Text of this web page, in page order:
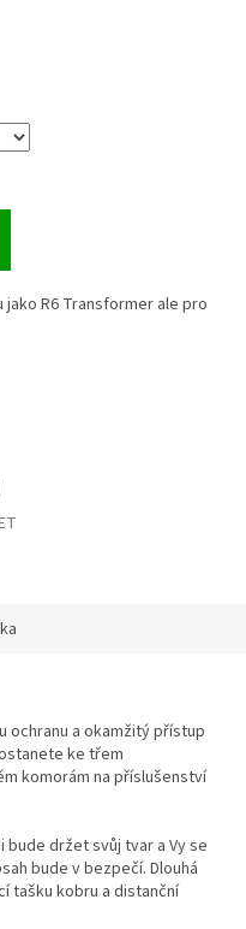
R6 Transformer ale pro
ochranu a okamžitý přístup
ke třem
komorám na příslušenství
bude držet svůj tvar a Vy se
bude v bezpečí. Dlouhá
tašku kobru a distanční